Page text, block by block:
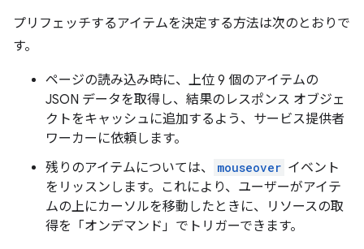
プリフェッチするアイテムを決定する方法は次のとおりで
す。
ページの読み込み時に、上位 9 個のアイテムの
JSON データを取得し、結果のレスポンス オブジェ
クトをキャッシュに追加するよう、サービス提供者
ワーカーに依頼します。
残りのアイテムについては、
mouseover イベント
をリッスンします。これにより、ユーザーがアイテ
ムの上にカーソルを移動したときに、リソースの取
得を「オンデマンド」でトリガーできます。